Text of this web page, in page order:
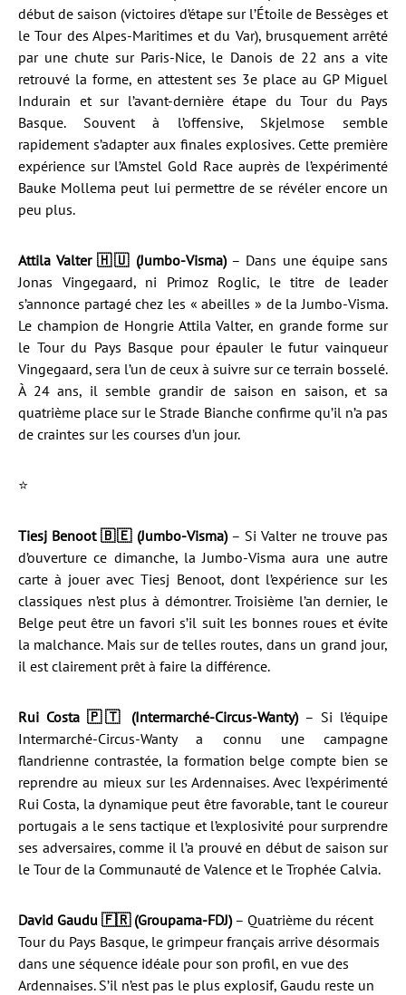
début de saison (victoires d’étape sur l’Étoile de Bessèges et
le Tour des Alpes-Maritimes et du Var), brusquement arrêté
par une chute sur Paris-Nice, le Danois de 22 ans a vite
retrouvé la forme, en attestent ses 3e place au GP Miguel
Indurain et sur l’avant-dernière étape du Tour du Pays
Basque. Souvent à l’offensive, Skjelmose semble
rapidement s’adapter aux finales explosives. Cette première
expérience sur l’Amstel Gold Race auprès de l’expérimenté
Bauke Mollema peut lui permettre de se révéler encore un
peu plus.
Attila Valter 🇭🇺 (Jumbo-Visma)– Dans une équipe sans
Jonas Vingegaard, ni Primoz Roglic, le titre de leader
s’annonce partagé chez les « abeilles » de la Jumbo-Visma.
Le champion de Hongrie Attila Valter, en grande forme sur
le Tour du Pays Basque pour épauler le futur vainqueur
Vingegaard, sera l’un de ceux à suivre sur ce terrain bosselé.
À 24 ans, il semble grandir de saison en saison, et sa
quatrième place sur le Strade Bianche confirme qu’il n’a pas
de craintes sur les courses d’un jour.
⭐️
Tiesj Benoot 🇧🇪 (Jumbo-Visma)– Si Valter ne trouve pas
d’ouverture ce dimanche, la Jumbo-Visma aura une autre
carte à jouer avec Tiesj Benoot, dont l’expérience sur les
classiques n’est plus à démontrer. Troisième l’an dernier, le
Belge peut être un favori s’il suit les bonnes roues et évite
la malchance. Mais sur de telles routes, dans un grand jour,
il est clairement prêt à faire la différence.
Rui Costa 🇵🇹 (Intermarché-Circus-Wanty)– Si l’équipe
Intermarché-Circus-Wanty a connu une campagne
flandrienne contrastée, la formation belge compte bien se
reprendre au mieux sur les Ardennaises. Avec l’expérimenté
Rui Costa, la dynamique peut être favorable, tant le coureur
portugais a le sens tactique et l’explosivité pour surprendre
ses adversaires, comme il l’a prouvé en début de saison sur
le Tour de la Communauté de Valence et le Trophée Calvia.
David Gaudu 🇫🇷 (Groupama-FDJ)– Quatrième du récent
Tour du Pays Basque, le grimpeur français arrive désormais
dans une séquence idéale pour son profil, en vue des
Ardennaises. S’il n’est pas le plus explosif, Gaudu reste un